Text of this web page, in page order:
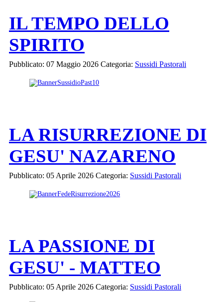
IL TEMPO DELLO
SPIRITO
Pubblicato: 07 Maggio 2026 Categoria: Sussidi Pastorali
LA RISURREZIONE DI
GESU' NAZARENO
Pubblicato: 05 Aprile 2026 Categoria: Sussidi Pastorali
LA PASSIONE DI
GESU' - MATTEO
Pubblicato: 05 Aprile 2026 Categoria: Sussidi Pastorali